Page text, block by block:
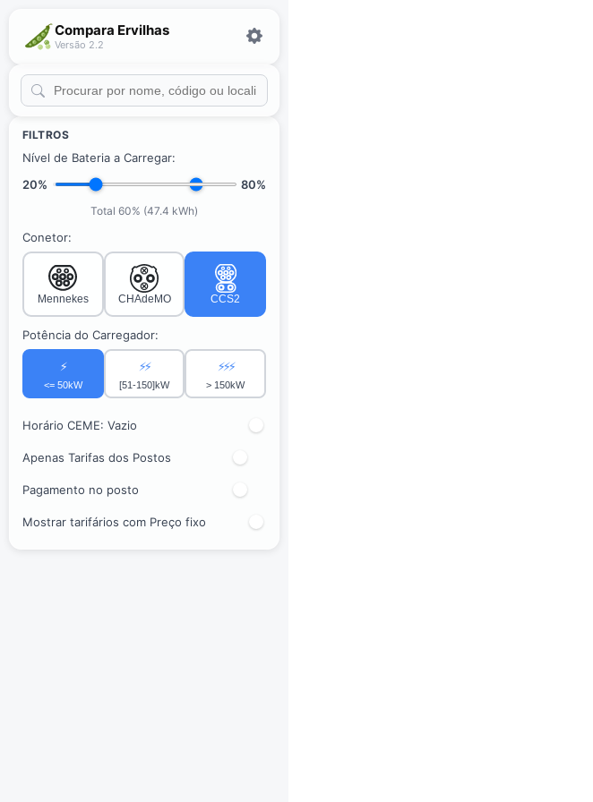
Compara Ervilhas
Versão 2.2
FILTROS
Nível de Bateria a Carregar:
20%
80%
Total 60% (47.4 kWh)
Conetor:
Mennekes CHAdeMO CCS2
Potência do Carregador:
⚡
<= 50kW
⚡⚡
[51-150]kW
⚡⚡⚡
> 150kW
Horário CEME: Vazio
Apenas Tarifas dos Postos
Pagamento no posto
Mostrar tarifários com Preço fixo